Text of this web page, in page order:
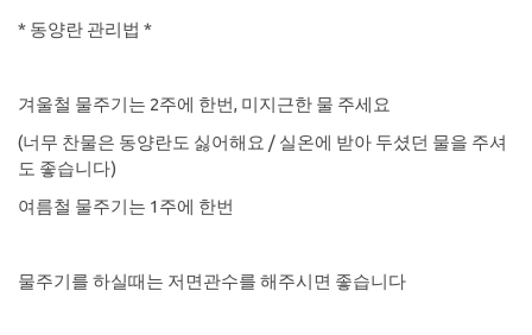
* 동양란 관리법 *
​겨울철 물주기는 2주에 한번, 미지근한 물 주세요
(너무 찬물은 동양란도 싫어해요 / 실온에 받아 두셨던 물을 주셔
도 좋습니다)
여름철 물주기는 1주에 한번
​물주기를 하실때는 저면관수를 해주시면 좋습니다